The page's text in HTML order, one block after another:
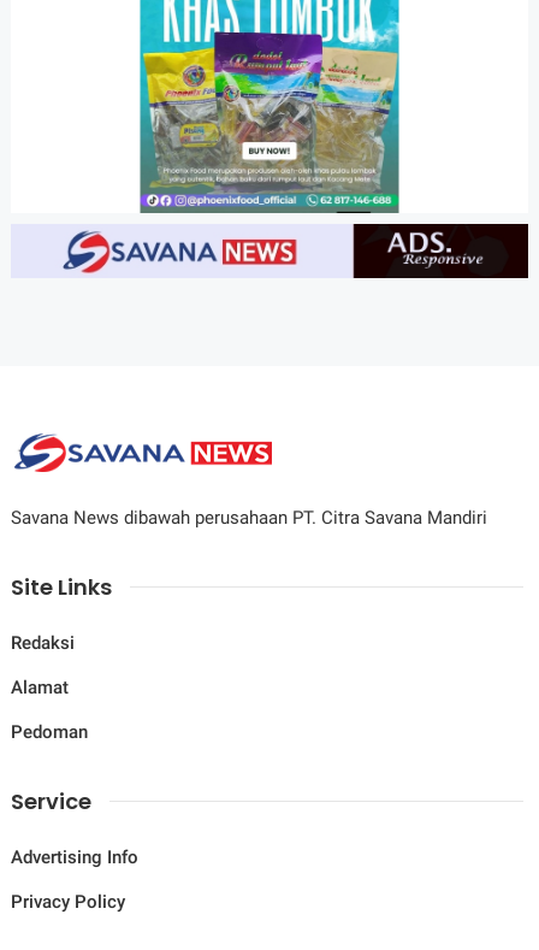
Savana News dibawah perusahaan PT. Citra Savana Mandiri
Site Links
Redaksi
Alamat
Pedoman
Service
Advertising Info
Privacy Policy